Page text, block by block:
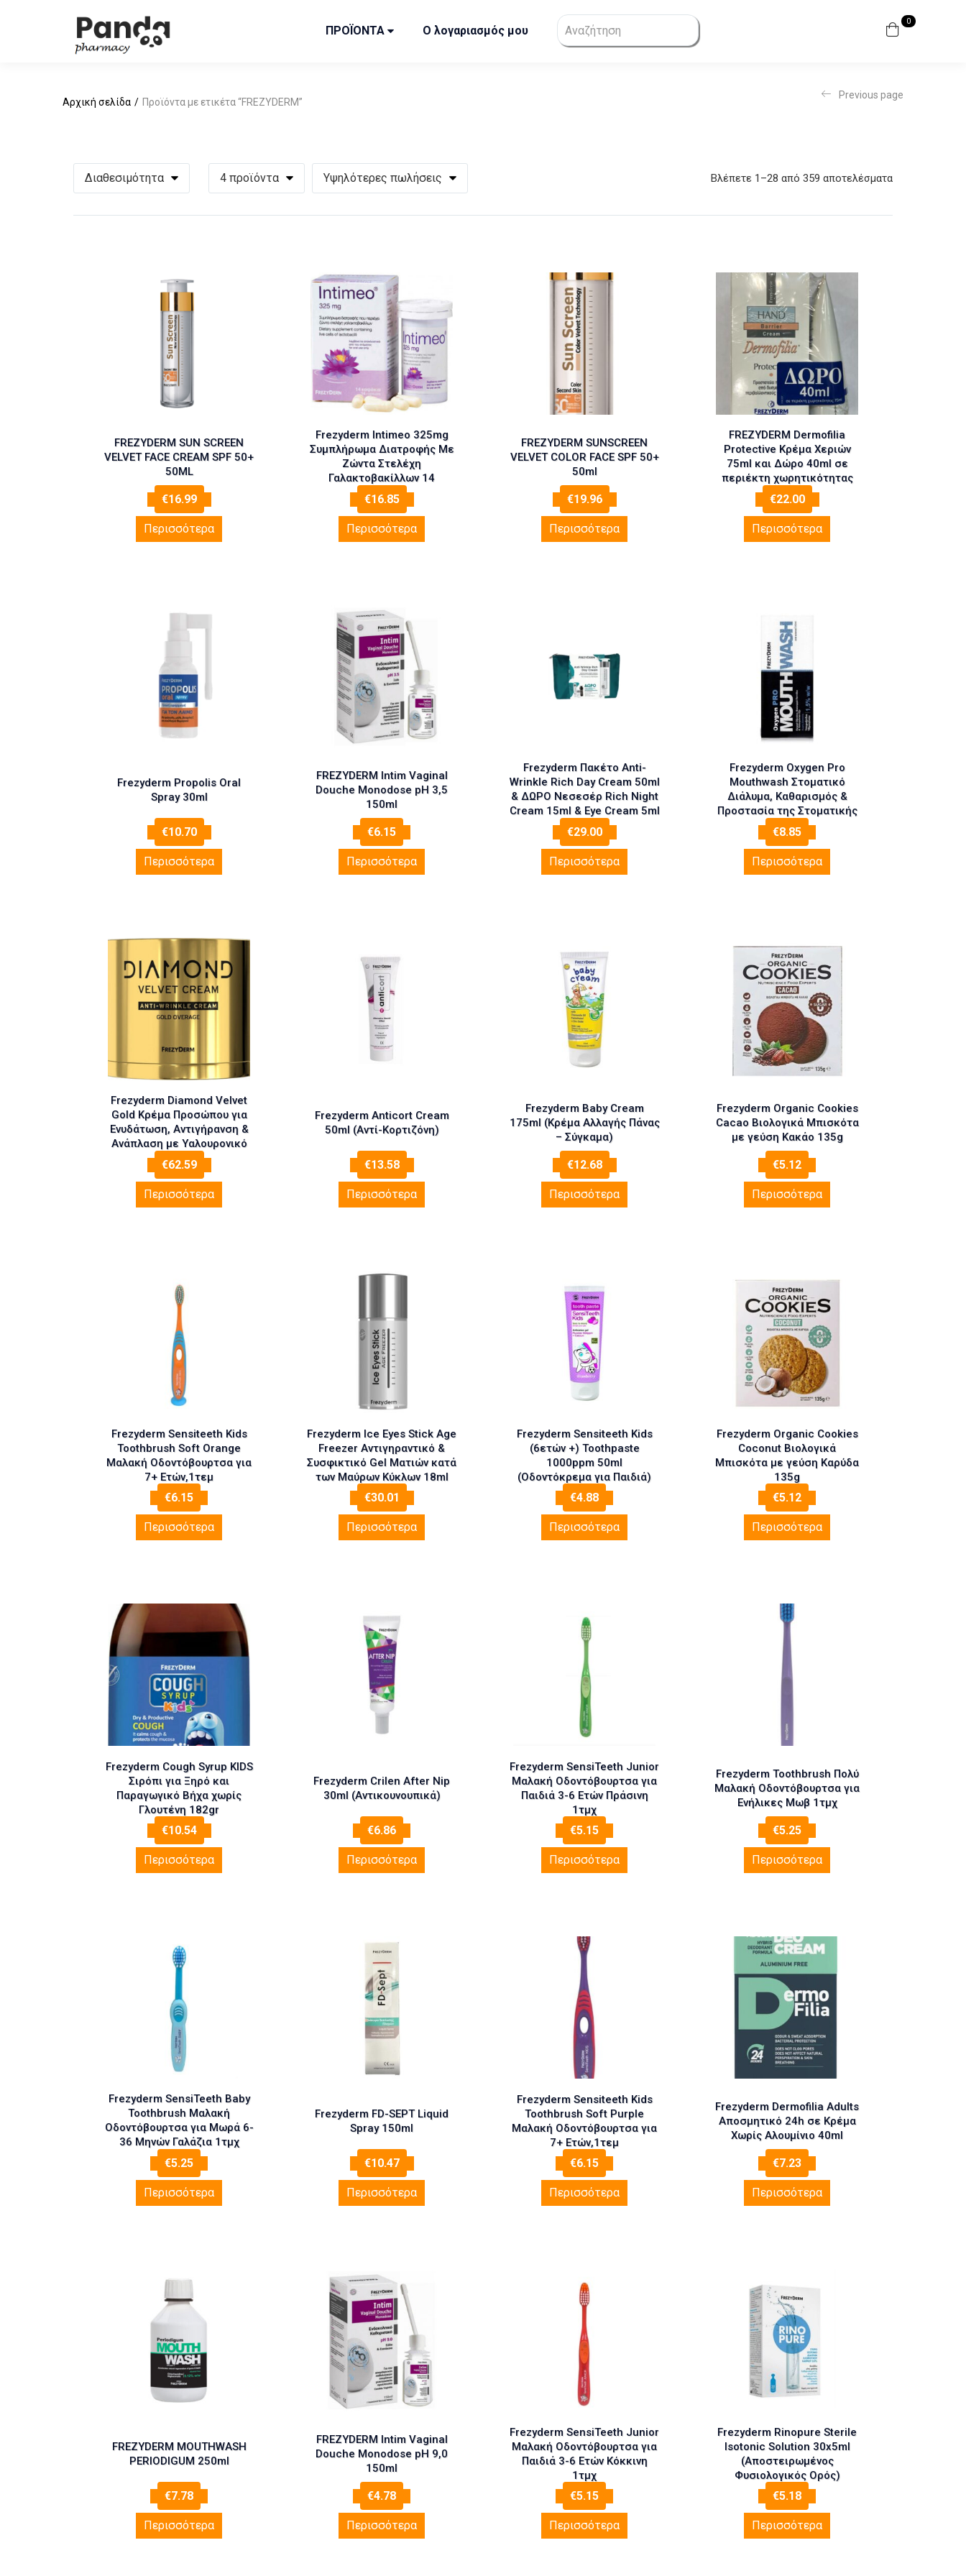
ΠΡΟΪΟΝΤΑ Ο λογαριασμός μου
0
Αρχική σελίδα Προϊόντα με ετικέτα “FREZYDERM”
Previous page
Βλέπετε 1–28 από 359 αποτελέσματα
Υψηλότερες πωλήσεις
4 προϊόντα
Διαθεσιμότητα
FREZYDERM SUN SCREEN
VELVET FACE CREAM SPF 50+
50ML
€16.99
Περισσότερα
Frezyderm Intimeo 325mg
Συμπλήρωμα Διατροφής Με
Ζώντα Στελέχη
Γαλακτοβακίλλων 14
Καψάκια
€16.85
Περισσότερα
FREZYDERM SUNSCREEN
VELVET COLOR FACE SPF 50+
50ml
€19.96
Περισσότερα
FREZYDERM Dermofilia
Protective Κρέμα Χεριών
75ml και Δώρο 40ml σε
περιέκτη χωρητικότητας
75ml
€22.00
Περισσότερα
Frezyderm Propolis Oral
Spray 30ml
€10.70
Περισσότερα
FREZYDERM Intim Vaginal
Douche Monodose pH 3,5
150ml
€6.15
Περισσότερα
Frezyderm Πακέτο Anti-
Wrinkle Rich Day Cream 50ml
& ΔΩΡΟ Νεσεσέρ Rich Night
Cream 15ml & Eye Cream 5ml
& Velvet Colors 2ml
€29.00
Περισσότερα
Frezyderm Oxygen Pro
Mouthwash Στοματικό
Διάλυμα, Καθαρισμός &
Προστασία της Στοματικής
Κοιλότητας με Ενεργό
Οξυγόνο 250ml
€8.85
Περισσότερα
Frezyderm Diamond Velvet
Gold Κρέμα Προσώπου για
Ενυδάτωση, Αντιγήρανση &
Ανάπλαση με Υαλουρονικό
Οξύ & Κολλαγόνο 50ml
€62.59
Περισσότερα
Frezyderm Anticort Cream
50ml (Αντί-Κορτιζόνη)
€13.58
Περισσότερα
Frezyderm Baby Cream
175ml (Κρέμα Αλλαγής Πάνας
– Σύγκαμα)
€12.68
Περισσότερα
Frezyderm Organic Cookies
Cacao Βιολογικά Μπισκότα
με γεύση Κακάο 135g
€5.12
Περισσότερα
Frezyderm Sensiteeth Kids
Toothbrush Soft Orange
Μαλακή Οδοντόβουρτσα για
7+ Eτών,1τεμ
€6.15
Περισσότερα
Frezyderm Ice Eyes Stick Age
Freezer Αντιγηραντικό &
Συσφικτικό Gel Ματιών κατά
των Μαύρων Κύκλων 18ml
€30.01
Περισσότερα
Frezyderm Sensiteeth Kids
(6ετών +) Toothpaste
1000ppm 50ml
(Οδοντόκρεμα για Παιδιά)
€4.88
Περισσότερα
Frezyderm Organic Cookies
Coconut Βιολογικά
Μπισκότα με γεύση Καρύδα
135g
€5.12
Περισσότερα
Frezyderm Cough Syrup KIDS
Σιρόπι για Ξηρό και
Παραγωγικό Βήχα χωρίς
Γλουτένη 182gr
€10.54
Περισσότερα
Frezyderm Crilen After Nip
30ml (Αντικουνουπικά)
€6.86
Περισσότερα
Frezyderm SensiTeeth Junior
Μαλακή Οδοντόβουρτσα για
Παιδιά 3-6 Ετών Πράσινη
1τμχ
€5.15
Περισσότερα
Frezyderm Toothbrush Πολύ
Μαλακή Οδοντόβουρτσα για
Ενήλικες Μωβ 1τμχ
€5.25
Περισσότερα
Frezyderm SensiTeeth Baby
Toothbrush Μαλακή
Οδοντόβουρτσα για Μωρά 6-
36 Μηνών Γαλάζια 1τμχ
(Αντιγραφή)
€5.25
Περισσότερα
Frezyderm FD-SEPT Liquid
Spray 150ml
€10.47
Περισσότερα
Frezyderm Sensiteeth Kids
Toothbrush Soft Purple
Μαλακή Οδοντόβουρτσα για
7+ Eτών,1τεμ
€6.15
Περισσότερα
Frezyderm Dermofilia Adults
Αποσμητικό 24h σε Κρέμα
Χωρίς Αλουμίνιο 40ml
€7.23
Περισσότερα
FREZYDERM MOUTHWASH
PERIODIGUM 250ml
€7.78
Περισσότερα
FREZYDERM Intim Vaginal
Douche Monodose pH 9,0
150ml
€4.78
Περισσότερα
Frezyderm SensiTeeth Junior
Μαλακή Οδοντόβουρτσα για
Παιδιά 3-6 Ετών Κόκκινη
1τμχ
€5.15
Περισσότερα
Frezyderm Rinopure Sterile
Isotonic Solution 30x5ml
(Αποστειρωμένος
Φυσιολογικός Ορός)
€5.18
Περισσότερα